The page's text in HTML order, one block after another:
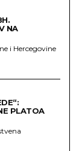
NA
i Hercegovine
PLATOA